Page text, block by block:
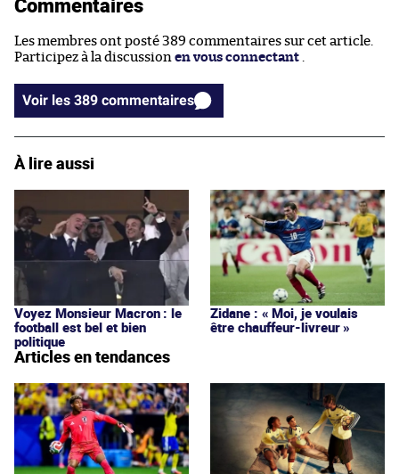
Les membres ont posté 389 commentaires sur cet article.
Participez à la discussion en vous connectant .
Voir les 389 commentaires
À lire aussi
Voyez Monsieur Macron : le
football est bel et bien
politique
Zidane : « Moi, je voulais
être chauffeur-livreur »
Articles en tendances